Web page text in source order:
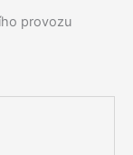
provozu